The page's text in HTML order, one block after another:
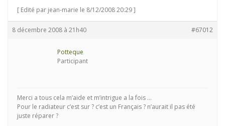
[ Edité par jean-marie le 8/12/2008 20:29 ]
8 décembre 2008 à 21h40 #67012
Potteque
Participant
Merci a tous cela m’aide et m’intrigue a la fois …
Pour le radiateur c’est sur ? c’est un Français ? n’aurait il pas été
juste réparer ?